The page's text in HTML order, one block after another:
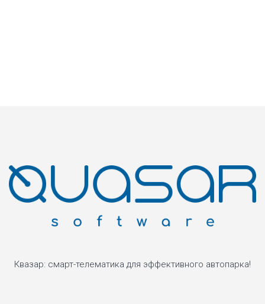
Квазар: смарт-телематика для эффективного автопарка!